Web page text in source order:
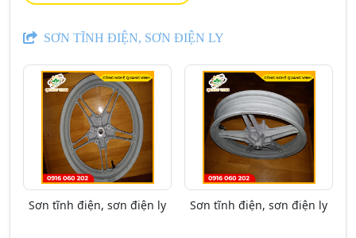
SƠN TĨNH ĐIỆN, SƠN ĐIỆN LY
Sơn tĩnh điện, sơn điện ly Sơn tĩnh điện, sơn điện ly